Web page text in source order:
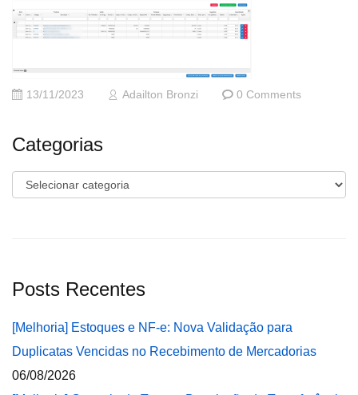
13/11/2023 Adailton Bronzi 0 Comments
Categorias
Categorias
Posts Recentes
[Melhoria] Estoques e NF-e: Nova Validação para
Duplicatas Vencidas no Recebimento de Mercadorias
06/08/2026